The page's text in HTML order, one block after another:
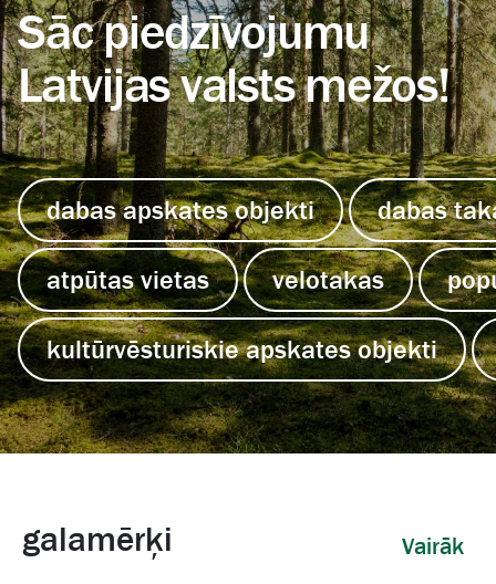
Sāc piedzīvojumu
Latvijas valsts mežos!
dabas apskates objekti dabas
atpūtas vietas velotakas
kultūrvēsturiskie apskates objekti
galamērķi Vairāk